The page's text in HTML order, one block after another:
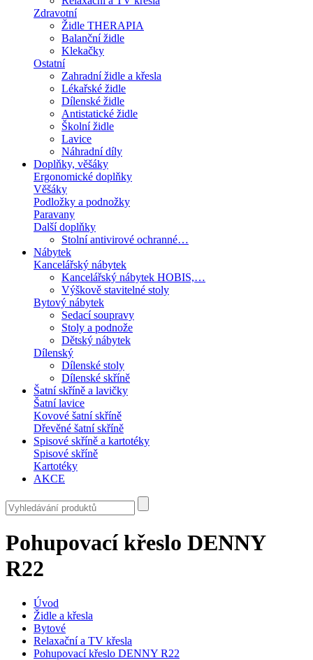
Zdravotní
Židle THERAPIA
Balanční židle
Klekačky
Ostatní
Zahradní židle a křesla
Lékařské židle
Dílenské židle
Antistatické židle
Školní židle
Lavice
Náhradní díly
Doplňky, věšáky
Ergonomické doplňky
Věšáky
Podložky a podnožky
Paravany
Další doplňky
Stolní antivirové ochranné…
Nábytek
Kancelářský nábytek
Kancelářský nábytek HOBIS,…
Výškově stavitelné stoly
Bytový nábytek
Sedací soupravy
Stoly a podnože
Dětský nábytek
Dílenský
Dílenské stoly
Dílenské skříně
Šatní skříně a lavičky
Šatní lavice
Kovové šatní skříně
Dřevěné šatní skříně
Spisové skříně a kartotéky
Spisové skříně
Kartotéky
AKCE
Pohupovací křeslo DENNY
R22
Úvod
Židle a křesla
Bytové
Relaxační a TV křesla
Pohupovací křeslo DENNY R22